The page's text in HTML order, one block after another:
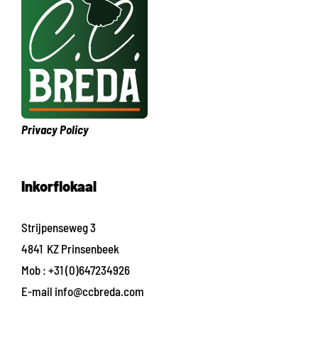
Privacy Policy
Inkorflokaal
Strijpenseweg 3
4841 KZ Prinsenbeek
Mob : +31 (0)647234926
E-mail info@ccbreda.com